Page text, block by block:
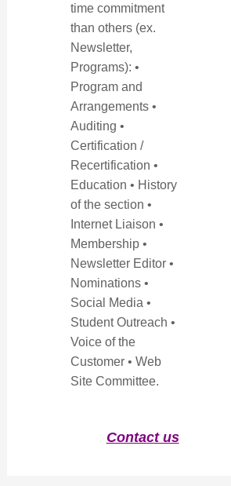
time commitment
than others (ex.
Newsletter,
Programs): •
Program and
Arrangements •
Auditing •
Certification /
Recertification •
Education • History
of the section •
Internet Liaison •
Membership •
Newsletter Editor •
Nominations •
Social Media •
Student Outreach •
Voice of the
Customer • Web
Site Committee.
Contact us